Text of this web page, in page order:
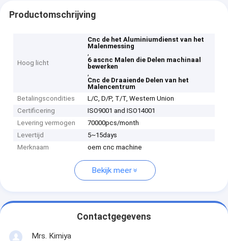
Productomschrijving
Hoog licht
Cnc de het Aluminiumdienst van het
Malenmessing
,
6 ascnc Malen die Delen machinaal
bewerken
,
Cnc de Draaiende Delen van het
Malencentrum
Betalingscondities
L/C, D/P, T/T, Western Union
Certificering
ISO9001 and ISO14001
Levering vermogen
70000pcs/month
Levertijd
5~15days
Merknaam
oem cnc machine
Bekijk meer
Contactgegevens
Mrs. Kimiya